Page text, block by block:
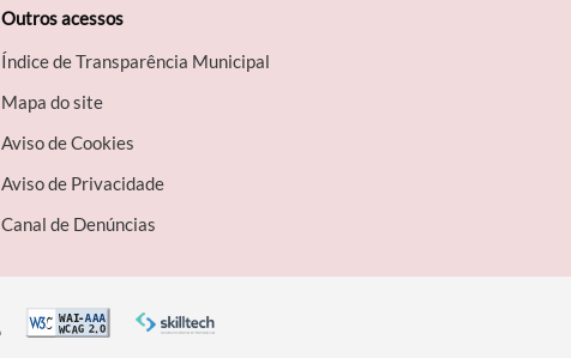
Outros acessos
Índice de Transparência Municipal
Mapa do site
Aviso de Cookies
Aviso de Privacidade
Canal de Denúncias